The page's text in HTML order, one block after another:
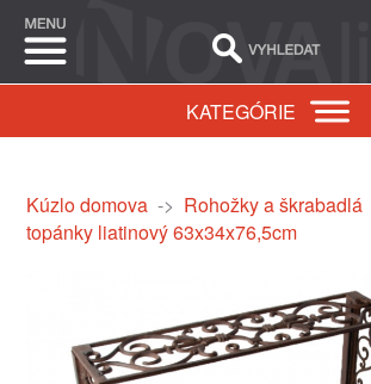
KATEGÓRIE
Kúzlo domova-> Rohožky a škrabadlá
topánky liatinový 63x34x76,5cm